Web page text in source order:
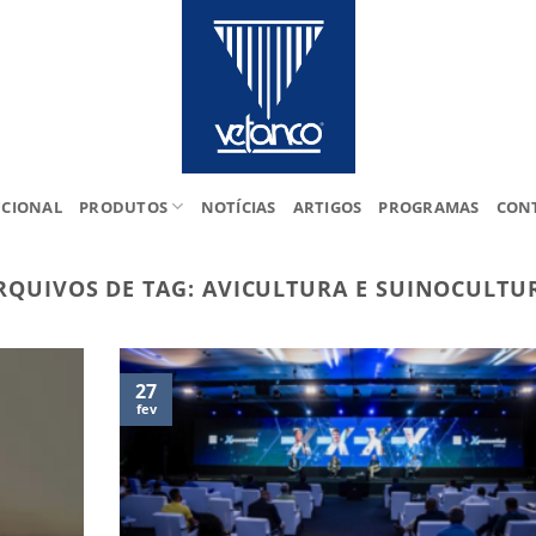
PRODUTOS NOTÍCIAS ARTIGOS PROGRAMAS
DE TAG: AVICULTURA E
27
fev